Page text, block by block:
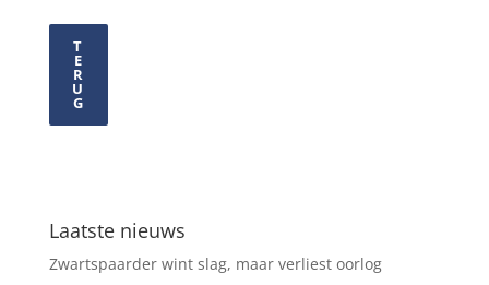
T
E
R
U
G
Laatste nieuws
Zwartspaarder wint slag, maar verliest oorlog